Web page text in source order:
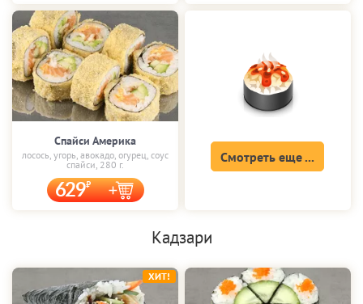
Спайси Америка
лосось, угорь, авокадо, огурец, соус
спайси, 280 г.
629
Смотреть еще ...
Кадзари
ХИТ!